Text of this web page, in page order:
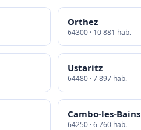
Orthez
64300 · 10 881 hab.
Ustaritz
64480 · 7 897 hab.
Cambo-les-Bains
64250 · 6 760 hab.